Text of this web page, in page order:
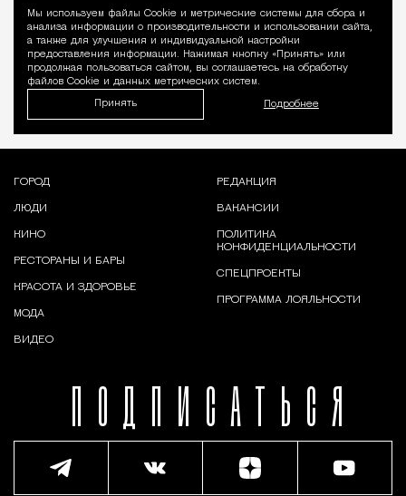
Уведомление
Мы используем файлы Сookie и метрические системы для сбора и
анализа информации о производительности и использовании сайта,
а также для улучшения и индивидуальной настройки
предоставления информации. Нажимая кнопку «Принять» или
продолжая пользоваться сайтом, вы соглашаетесь на обработку
файлов Cookie и данных метрических систем.
Принять Подробнее
ПОДПИСАТЬСЯ
ГОРОД
ЛЮДИ
КИНО
РЕСТОРАНЫ И БАРЫ
КРАСОТА И ЗДОРОВЬЕ
МОДА
ВИДЕО
РЕДАКЦИЯ
ВАКАНСИИ
ПОЛИТИКА
КОНФИДЕНЦИАЛЬНОСТИ
СПЕЦПРОЕКТЫ
ПРОГРАММА ЛОЯЛЬНОСТИ